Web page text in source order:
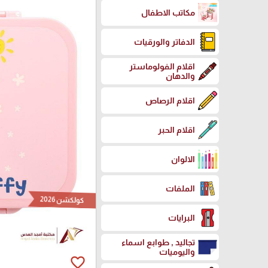
مكاتب الاطفال
الدفاتر والورقيات
اقلام الفولوماستر
والدهان
اقلام الرصاص
اقلام الحبر
الالوان
الملفات
البرايات
تجاليد , طوابع اسماء
واليوميات
كولكشن 2026
favorite_border